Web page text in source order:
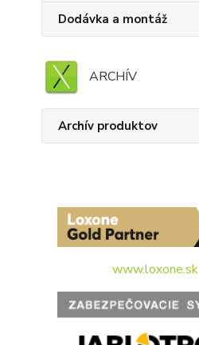
Dodávka a montáž
ARCHÍV
Archív produktov
www.loxone.sk